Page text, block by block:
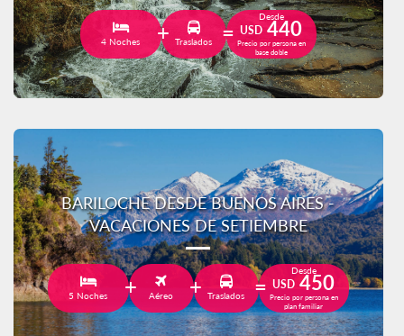
4 Noches Traslados
Desde
USD 440
Precio por persona en
base doble
BARILOCHE DESDE BUENOS AIRES -
VACACIONES DE SETIEMBRE
5 Noches Aéreo Traslados
Desde
USD 450
Precio por persona en
plan familiar